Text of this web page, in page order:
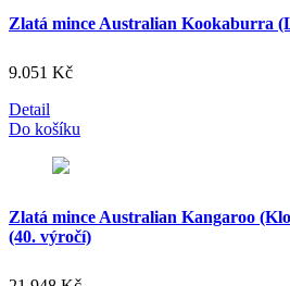
Zlatá mince Australian Kookaburra
9.051 Kč
Detail
Do košíku
Zlatá mince Australian Kangaroo
(40. výročí)